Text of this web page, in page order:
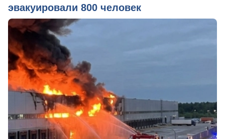
эвакуировали 800 человек